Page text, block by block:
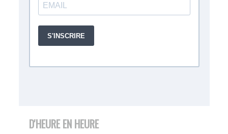
D'HEURE EN HEURE